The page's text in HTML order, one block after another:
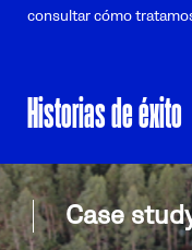
consultar cómo
Historias de éxito
Case